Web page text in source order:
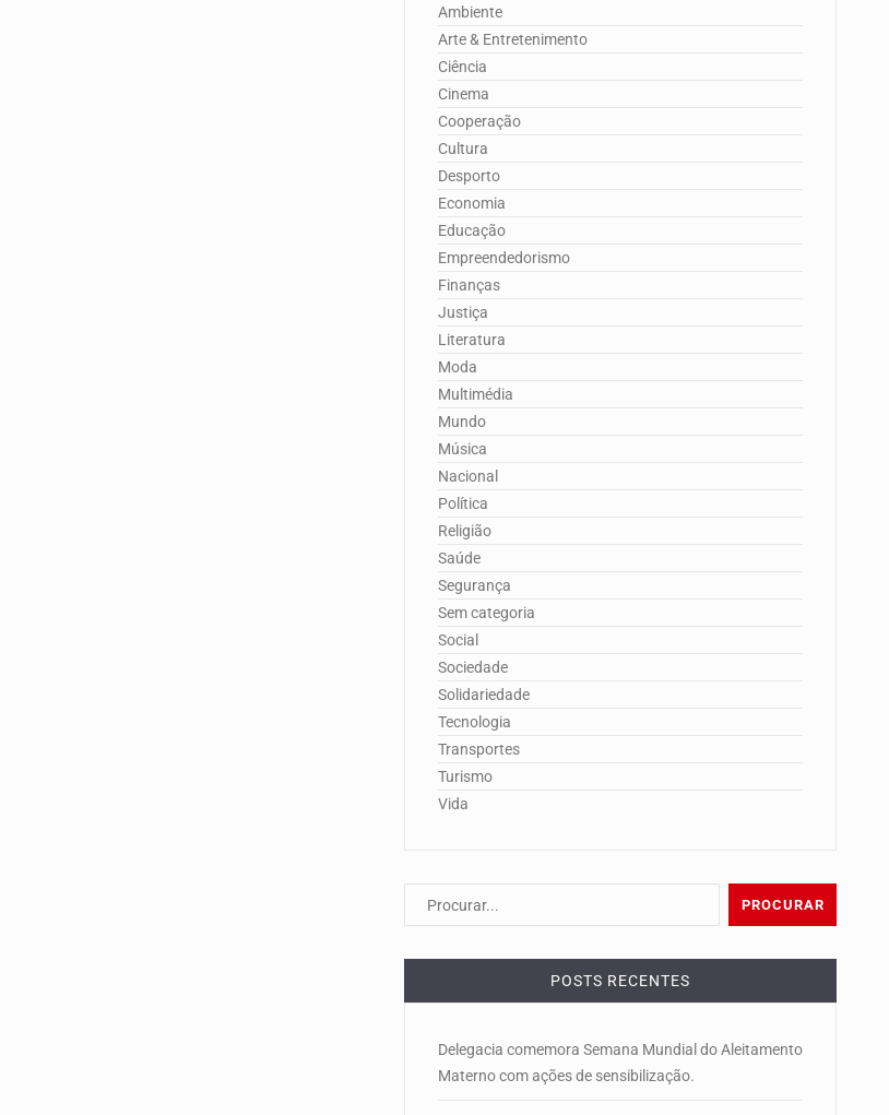
Ambiente
Arte & Entretenimento
Ciência
Cinema
Cooperação
Cultura
Desporto
Economia
Educação
Empreendedorismo
Finanças
Justiça
Literatura
Moda
Multimédia
Mundo
Música
Nacional
Política
Religião
Saúde
Segurança
Sem categoria
Social
Sociedade
Solidariedade
Tecnologia
Transportes
Turismo
Vida
POSTS RECENTES
Delegacia comemora Semana Mundial do Aleitamento
Materno com ações de sensibilização.